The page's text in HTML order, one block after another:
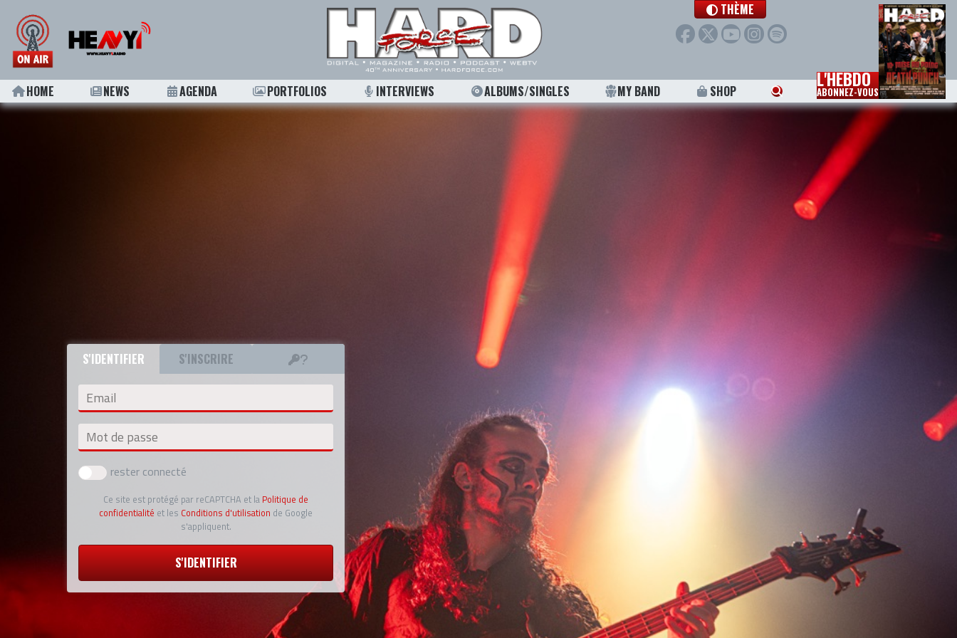
THÈME
HOME NEWS AGENDA PORTFOLIOS INTERVIEWS ALBUMS/SINGLES MY BAND SHOP L'HEBDO
ABONNEZ-VOUS
S'IDENTIFIER S'INSCRIRE
Email
Mot de passe
rester connecté
Ce site est protégé par reCAPTCHA et la Politique de
confidentialité et les Conditions d'utilisation de Google
s'appliquent.
S'IDENTIFIER